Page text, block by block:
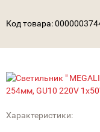
Код товара:
Характеристики: